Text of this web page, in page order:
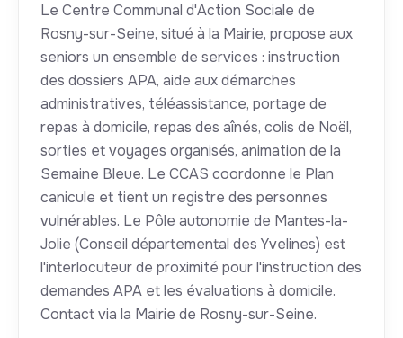
Le Centre Communal d'Action Sociale de
Rosny-sur-Seine, situé à la Mairie, propose aux
seniors un ensemble de services : instruction
des dossiers APA, aide aux démarches
administratives, téléassistance, portage de
repas à domicile, repas des aînés, colis de Noël,
sorties et voyages organisés, animation de la
Semaine Bleue. Le CCAS coordonne le Plan
canicule et tient un registre des personnes
vulnérables. Le Pôle autonomie de Mantes-la-
Jolie (Conseil départemental des Yvelines) est
l'interlocuteur de proximité pour l'instruction des
demandes APA et les évaluations à domicile.
Contact via la Mairie de Rosny-sur-Seine.